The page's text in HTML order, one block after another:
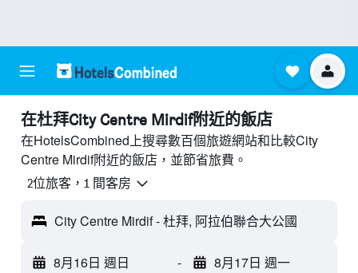
​在杜拜City Centre Mirdif附近​的飯店
在HotelsCombined上搜尋數百個旅遊網站和比較City
Centre Mirdif附近的飯店，並節省旅費。
2位旅客，1 間客房
City Centre Mirdif - 杜拜, 阿拉伯聯合大公國
8月16日 週日 - 8月17日 週一